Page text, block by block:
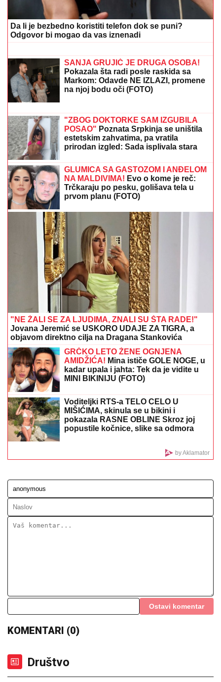
BRAKU, pa OPLELI po rijaliti
učesnicima: "Ledena kraljica je
opelješila deda Daneta (VIDEO)
IŠLA NA OPERACIJU ZATEZANJA
nakon tri porođaja odlučila na hirurški
zahvat: "To mi je jedna od najboljih
odluka"
"BOMBA" U PREMIJER LIGI:Arsenal doveo zvezdu
Njukasla za 87,5 miliona evra
"Sačuvaj dobrotu kojom si me uverila
da si prava žena!" Biznismen i "kralj
hleba" javno pokazao koliko mu znači
Aleksandra i to na bitan dan
Zoran (57) na terasi brutalno ubio
majku, zapomaganja odjekivala
zgradom: Muk na saslušanju u
tužilaštvu
Da li je bezbedno koristiti telefon dok se puni?
Odgovor bi mogao da vas iznenadi
POLICAJCI UPALI U KUĆU U
Pronašli gomilu predmeta, a kada su
ugledali OVO odmah je usledilo
DRAMA U ČAČKU
POSAO"
estetskim zahvatima, pa vratila